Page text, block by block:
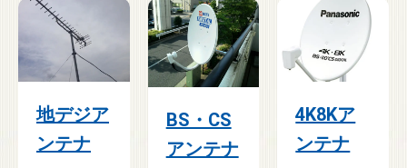
地デジア
ンテナ
BS・CS
アンテナ
4K8Kア
ンテナ